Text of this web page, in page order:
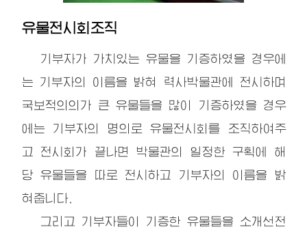
유물전시회조직
기부자가 가치있는 유물을 기증하였을 경우에
는 기부자의 이름을 밝혀 력사박물관에 전시하며
국보적의의가 큰 유물들을 많이 기증하였을 경우
에는 기부자의 명의로 유물전시회를 조직하여주
고 전시회가 끝나면 박물관의 일정한 구획에 해
당 유물들을 따로 전시하고 기부자의 이름을 밝
혀줍니다.
그리고 기부자들이 기증한 유물들을 소개선전